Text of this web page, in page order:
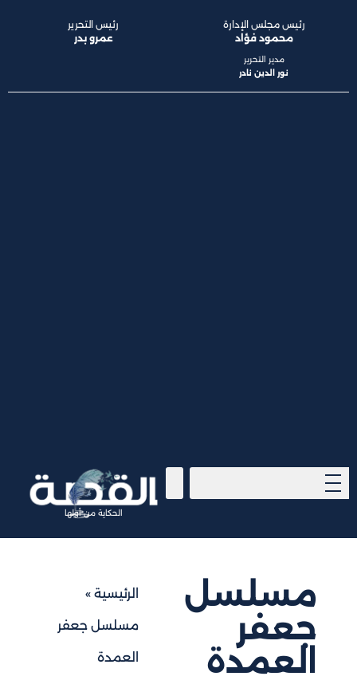
الحكاية من أولها
رئيس مجلس الإدارة
محمود فؤاد
مدير التحرير
نور الدين نادر
رئيس التحرير
عمرو بدر
مسلسل
جعفر
العمدة
الرئيسية»
مسلسل جعفر
العمدة